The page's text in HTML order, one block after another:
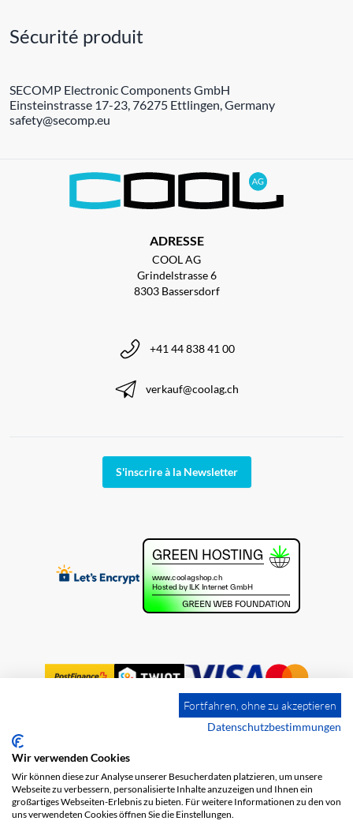
Sécurité produit
SECOMP Electronic Components GmbH
Einsteinstrasse 17-23, 76275 Ettlingen, Germany
safety@secomp.eu
ADRESSE
COOL AG
Grindelstrasse 6
8303 Bassersdorf
+41 44 838 41 00
verkauf@coolag.ch
S'inscrire à la Newsletter
Impression
Protection des données
Fortfahren, ohne zu akzeptieren
Datenschutzbestimmungen
Wir verwenden Cookies
Wir können diese zur Analyse unserer Besucherdaten platzieren, um unsere
Webseite zu verbessern, personalisierte Inhalte anzuzeigen und Ihnen ein
großartiges Webseiten-Erlebnis zu bieten. Für weitere Informationen zu den von
uns verwendeten Cookies öffnen Sie die Einstellungen.